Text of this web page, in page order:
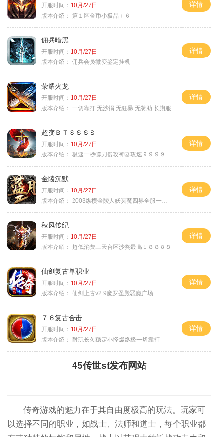
开服时间： 10月/27日
版本介绍： 第１区金币小极品＋６
详情
佣兵暗黑
开服时间： 10月/27日
版本介绍： 佣兵会员微变鉴定挂机
详情
荣耀火龙
开服时间： 10月/27日
版本介绍： 一切靠打.无沙捐.无狂暴.无赞助.长期服
详情
超变ＢＴＳＳＳＳ
开服时间： 10月/27日
版本介绍： 极速一秒⑩刀倍攻神器攻速９９９９①挑
详情
金陵沉默
开服时间： 10月/27日
版本介绍： 2003纵横金陵人妖冥魔四界全服一切靠
详情
秋风传纪
开服时间： 10月/27日
版本介绍：
超低消费三天合区沙奖最高１８８８８
详情
仙剑复古单职业
开服时间： 10月/27日
版本介绍： 仙剑上古v2.9魔罗圣殿恶魔广场
详情
７６复古合击
开服时间： 10月/27日
版本介绍： 耐玩长久稳定小怪爆终极一切靠打
详情
45传世sf发布网站
传奇游戏的魅力在于其自由度极高的玩法。玩家可
以选择不同的职业，如战士、法师和道士，每个职业都